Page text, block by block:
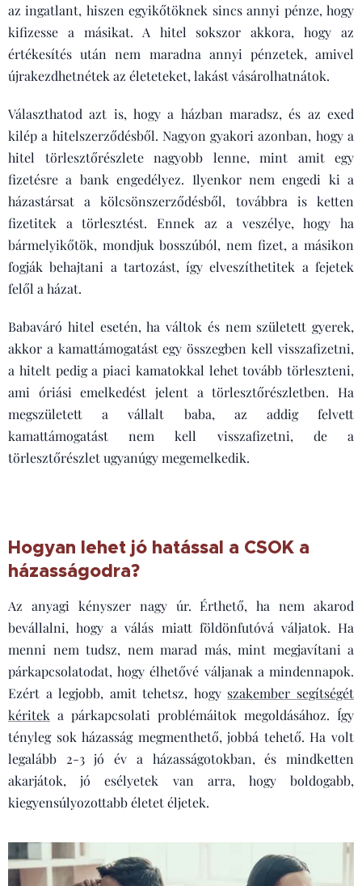
az ingatlant, hiszen egyikőtöknek sincs annyi pénze, hogy
kifizesse a másikat. A hitel sokszor akkora, hogy az
értékesítés után nem maradna annyi pénzetek, amivel
újrakezdhetnétek az életeteket, lakást vásárolhatnátok.
Választhatod azt is, hogy a házban maradsz, és az exed
kilép a hitelszerződésből. Nagyon gyakori azonban, hogy a
hitel törlesztőrészlete nagyobb lenne, mint amit egy
fizetésre a bank engedélyez. Ilyenkor nem engedi ki a
házastársat a kölcsönszerződésből, továbbra is ketten
fizetitek a törlesztést. Ennek az a veszélye, hogy ha
bármelyikőtök, mondjuk bosszúból, nem fizet, a másikon
fogják behajtani a tartozást, így elveszíthetitek a fejetek
felől a házat.
Babaváró hitel esetén, ha váltok és nem született gyerek,
akkor a kamattámogatást egy összegben kell visszafizetni,
a hitelt pedig a piaci kamatokkal lehet tovább törleszteni,
ami óriási emelkedést jelent a törlesztőrészletben. Ha
megszületett a vállalt baba, az addig felvett
kamattámogatást nem kell visszafizetni, de a
törlesztőrészlet ugyanúgy megemelkedik.
Hogyan lehet jó hatással a CSOK a
házasságodra?
Az anyagi kényszer nagy úr. Érthető, ha nem akarod
bevállalni, hogy a válás miatt földönfutóvá váljatok. Ha
menni nem tudsz, nem marad más, mint megjavítani a
párkapcsolatodat, hogy élhetővé váljanak a mindennapok.
Ezért a legjobb, amit tehetsz, hogy szakember segítségét
kéritek a párkapcsolati problémáitok megoldásához. Így
tényleg sok házasság megmenthető, jobbá tehető. Ha volt
legalább 2-3 jó év a házasságotokban, és mindketten
akarjátok, jó esélyetek van arra, hogy boldogabb,
kiegyensúlyozottabb életet éljetek.